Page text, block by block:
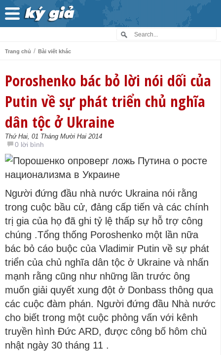
Trang chủ / Bài viết khác
Poroshenko bác bỏ lời nói dối của
Putin về sự phát triển chủ nghĩa
dân tộc ở Ukraine
Thứ Hai, 01 Tháng Mười Hai 2014
0 lời bình
Người đứng đầu nhà nước Ukraina nói rằng
trong cuộc bầu cử, đảng cấp tiến và các chính
trị gia của họ đã ghi tỷ lệ thấp sự hỗ trợ công
chúng .Tổng thống Poroshenko một lần nữa
bác bỏ cáo buộc của Vladimir Putin về sự phát
triển của chủ nghĩa dân tộc ở Ukraine và nhấn
mạnh rằng cũng như những lần trước ông
muốn giải quyết xung đột ở Donbass thông qua
các cuộc đàm phán. Người đứng đầu Nhà nước
cho biết trong một cuộc phỏng vấn với kênh
truyền hình Đức ARD, được công bố hôm chủ
nhật ngày 30 tháng 11 .